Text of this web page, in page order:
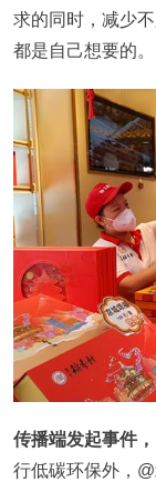
求的同时，减少
都是自己想要的。
传播端发起事件
行低碳环保外，